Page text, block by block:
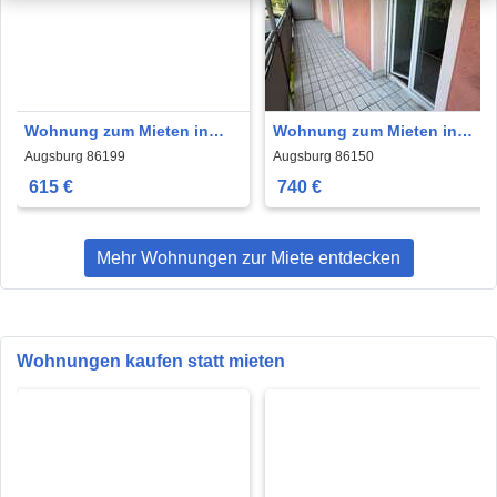
Wohnung zum Mieten in
Augsburg 615 € 41 m²
Augsburg 86199
615 €
Wohnung zum Mieten in
Augsburg 740 € 74 m²
Augsburg 86150
740 €
Mehr Wohnungen zur Miete entdecken
Wohnungen kaufen statt mieten